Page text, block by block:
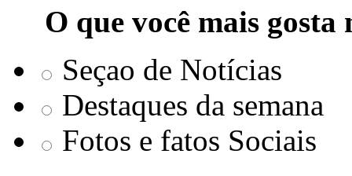
O que você mais
Seçao de Notícias
Destaques da semana
Fotos e fatos Sociais